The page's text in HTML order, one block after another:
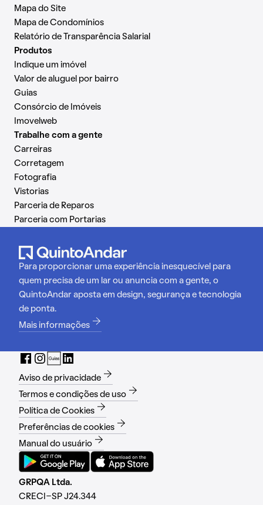
Mapa do Site
Mapa de Condomínios
Relatório de Transparência Salarial
Produtos
Indique um imóvel
Valor de aluguel por bairro
Guias
Consórcio de Imóveis
Imovelweb
Trabalhe com a gente
Carreiras
Corretagem
Fotografia
Vistorias
Parceria de Reparos
Parceria com Portarias
Para proporcionar uma experiência inesquecível para
quem precisa de um lar ou anuncia com a gente, o
QuintoAndar aposta em design, segurança e tecnologia
de ponta.
Mais informações
Aviso de privacidade
Termos e condições de uso
Política de Cookies
Preferências de cookies
Manual do usuário
GRPQA Ltda.
CRECI-SP J24.344